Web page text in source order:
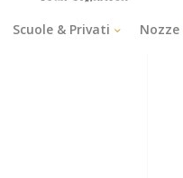
Scuole & Privati Nozze